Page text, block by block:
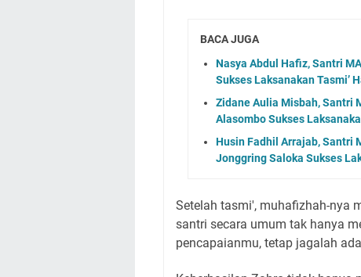
BACA JUGA
Nasya Abdul Hafiz, Santri
Sukses Laksanakan Tasmi’
Zidane Aulia Misbah, Santri
Alasombo Sukses
Husin Fadhil Arrajab, Santri
Jonggring Saloka Sukses
Setelah tasmi', muhafizhah-nya
santri secara umum tak hanya
pencapaianmu, tetap jagalah